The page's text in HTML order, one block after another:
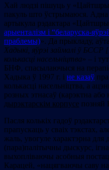
Хай людзі пішуць у
пакуль што ўстрымаюся. Адна
артыкула рэдактара
арыенталізм і “беларуска-
праблемы)». Да прыкладу,
Хадыкі, яўрэі займалі ў БССР [
колькасці насельніцтва» – і
БНФ, спасылаючыся на
Хадыка ў 1997 г. і не казаў
колькасці насельніцтва, а
розных этнасаў (карэктна
дырэктарскім корпусе
Пасля колькіх гадоў
прапускаць у сваіх тэкстах,
жаль, увогуле характэрна для
(пара)палітычны дыскурс,
выхопліваючы асобныя
Карацей, «нацягваючы саву на